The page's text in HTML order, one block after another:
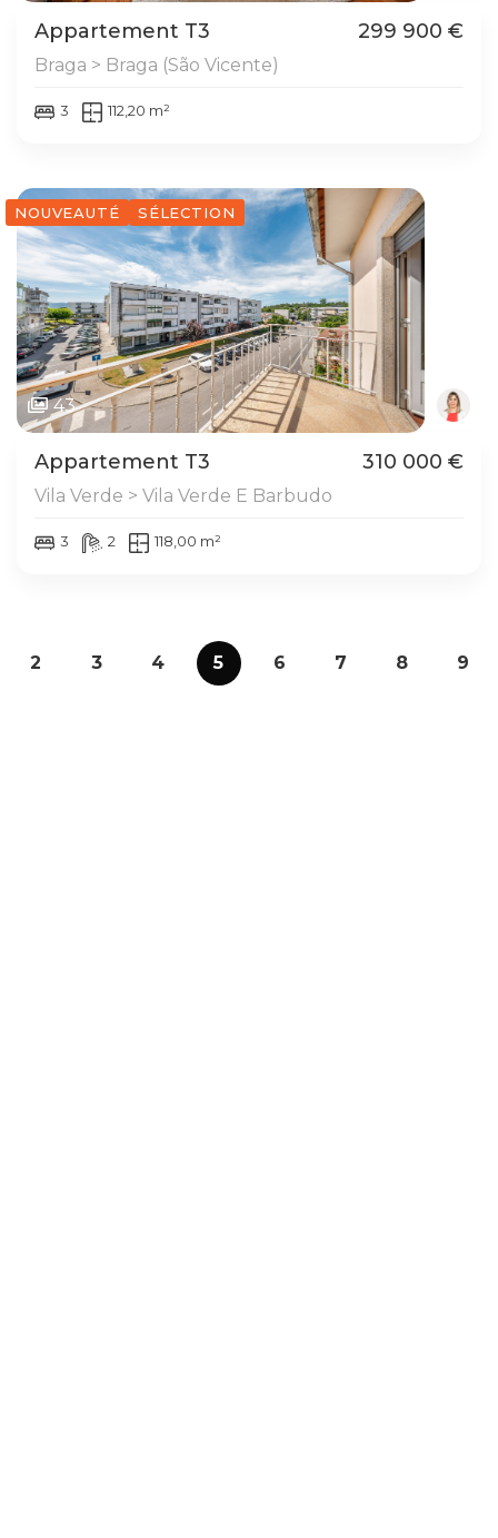
Appartement T3 299 900 €
Braga > Braga (São Vicente)
3 112,20 m²
NOUVEAUTÉ SÉLECTION
43
Appartement T3 310 000 €
Vila Verde > Vila Verde E Barbudo
3 2 118,00 m²
2 3 4 5 6 7 8 9